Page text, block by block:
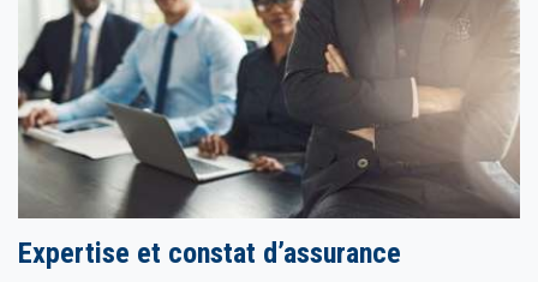
Expertise et constat d’assurance